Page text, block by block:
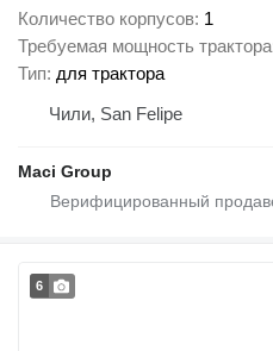
Количество корпусов 1
Требуемая мощность трактора
Тип для трактора
Чили, San Felipe
Maci Group
6